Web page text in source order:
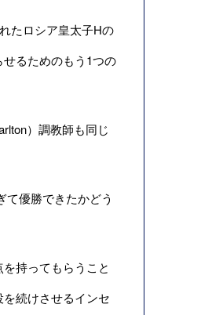
たロシア皇太子Hの
るためのもう1つの
）調教師も同じ
優勝できたかどう
持ってもらうこと
続けさせるインセ